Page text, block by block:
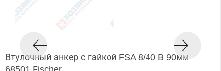
Втулочный анкер с гайкой FSA 8/40 B 90мм
68501 Fischer